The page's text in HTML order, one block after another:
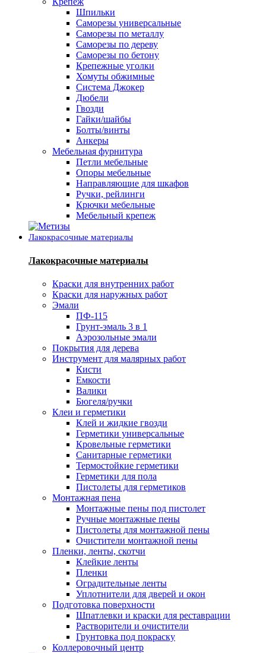
Шпильки
Саморезы универсальные
Саморезы по металлу
Саморезы по дереву
Саморезы по бетону
Крепежные уголки
Хомуты обжимные
Система Джокер
Дюбели
Гвозди
Гайки/шайбы
Болты/винты
Анкеры
Мебельная фурнитура
Петли мебельные
Опоры мебельные
Направляющие для шкафов
Ручки, рейлинги
Крючки мебельные
Мебельный крепеж
Лакокрасочные материалы
Лакокрасочные материалы
Краски для внутренних работ
Краски для наружных работ
Эмали
ПФ-115
Грунт-эмаль 3 в 1
Аэрозольные эмали
Покрытия для дерева
Инструмент для малярных работ
Кисти
Емкости
Валики
Бюгеля/ручки
Клеи и герметики
Клей и жидкие гвозди
Герметики универсальные
Кровельные герметики
Санитарные герметики
Термостойкие герметики
Герметики для пола
Пистолеты для герметиков
Монтажная пена
Монтажные пены под пистолет
Ручные монтажные пены
Пистолеты для монтажной пены
Очистители монтажной пены
Пленки, ленты, скотчи
Клейкие ленты
Пленки
Оградительные ленты
Уплотнители для дверей и окон
Подготовка поверхности
Шпатлевки и краски для реставрации
Растворители и очистители
Грунтовка под покраску
Коллеровочный центр